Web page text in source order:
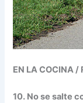
EN LA COCINA /
10. No se salte